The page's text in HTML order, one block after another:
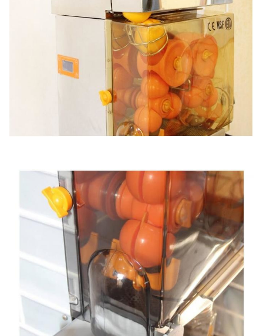
40 'HQ
تحميل
210 قطع
فوب
شنغهاي
دولار
88 قطعة ضمان سنة واحدة